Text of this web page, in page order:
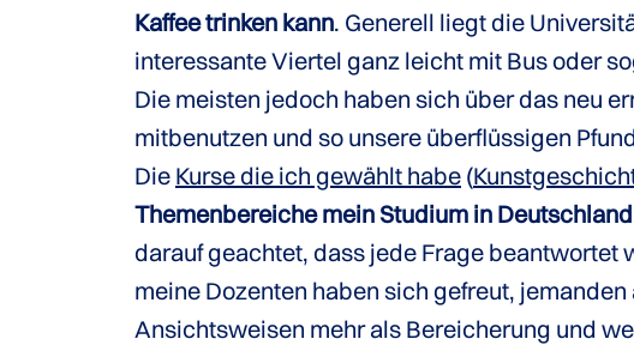
Kaffee trinken kann. Generell liegt die
interessante Viertel ganz leicht mit Bus oder
Die meisten jedoch haben sich über das neu
mitbenutzen und so unsere überflüssigen
Die Kurse die ich gewählt habe (
Themenbereiche mein Studium in Deutschland
darauf geachtet, dass jede Frage beantwortet
meine Dozenten haben sich gefreut,
Ansichtsweisen mehr als Bereicherung und